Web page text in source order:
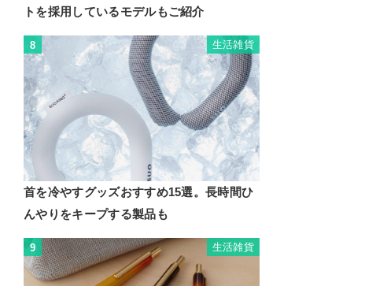
トを採用しているモデルもご紹介
8 生活雑貨
首を冷やすグッズおすすめ15選。長時間ひ
んやりをキープする製品も
9 生活雑貨